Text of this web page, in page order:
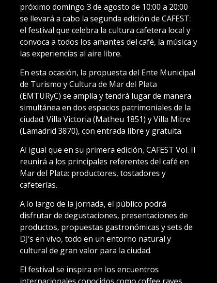
próximo domingo 3 de agosto de 10:00 a 20:00
se llevará a cabo la segunda edición de CAFEST:
el festival que celebra la cultura cafetera local y
convoca a todos los amantes del café, la música y
las experiencias al aire libre.
En esta ocasión, la propuesta del Ente Municipal
de Turismo y Cultura de Mar del Plata
(EMTURyC) se amplía y tendrá lugar de manera
simultánea en dos espacios patrimoniales de la
ciudad: Villa Victoria (Matheu 1851) y Villa Mitre
(Lamadrid 3870), con entrada libre y gratuita.
Al igual que en su primera edición, CAFEST Vol. II
reunirá a los principales referentes del café en
Mar del Plata: productores, tostadores y
cafeterías.
A lo largo de la jornada, el público podrá
disfrutar de degustaciones, presentaciones de
productos, propuestas gastronómicas y sets de
DJ’s en vivo, todo en un entorno natural y
cultural de gran valor para la ciudad.
El festival se inspira en los encuentros